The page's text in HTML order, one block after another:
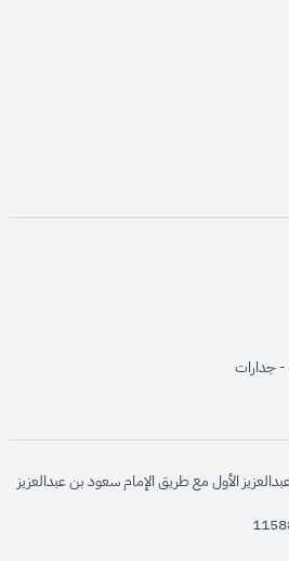
opens
opens
opens in
opens
opens
opens in
- جداراتopens in new window
الأول مع طريق الإمام سعود بن عبدالعزيز